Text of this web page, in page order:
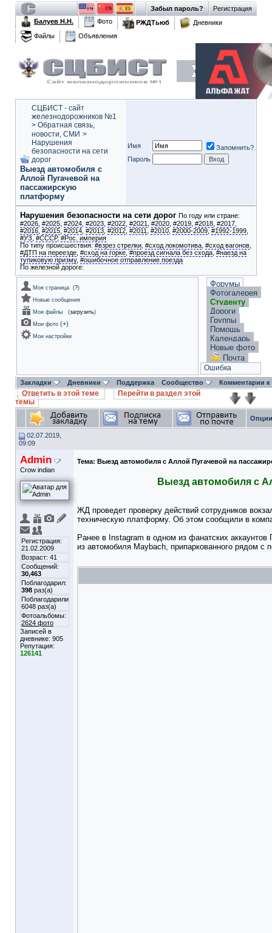
Регистрация
Забыл пароль?
Балуев Н.Н.
Фото РЖДТьюб
Дневники
Файлы
Объявления
СЦБИСТ - сайт
железнодорожников №1
> Обратная связь,
новости, СМИ >
Нарушения
безопасности на сети
дорог
Выезд автомобиля с
Аллой Пугачевой на
пассажирскую
платформу
Имя
Запомнить?
Пароль
Нарушения безопасности на сети дорог По году или стране:
#2026 #2025 #2024 #2023 #2022 #2021 #2020 #2019 #2018 #2017
#2016 #2015 #2014 #2013 #2012 #2011 #2010 #2000-2009 #1992-1999
#УЗ #СССР, #Рос. империя
По типу происшествия: #взрез стрелки #сход локомотива #сход вагонов
#ДТП на переезде #сход на горке #проезд сигнала без схода #наезд на
тупиковую призму, #ошибочное отправление поезда
По железной дороге:
Моя страница (?)
Новые сообщения
Мои файлы
(загрузить)
Мои фото (+)
Мои настройки
Форумы
Фотогалерея
Студенту
Дороги
Группы
Помощь
Календарь
Новые фото
Почта
Ошибка
Закладки Дневники Поддержка Сообщество Комментарии
Ответить в этой теме
Перейти в раздел этой
темы
02.07.2019,
09:09
Admin
Crow indian
Регистрация:
21.02.2009
Возраст: 41
Сообщений:
30,463
Поблагодарил:
398 раз(а)
Поблагодарили
6048 раз(а)
Фотоальбомы:
2624 фото
Записей в
дневнике: 905
Репутация:
126141
Тема: Выезд автомобиля с Аллой Пугачевой на
Выезд автомобиля с
ЖД проведет проверку действий сотрудников
техническую платформу. Об этом сообщили в
Ранее в Instagram в одном из фанатских
из автомобиля Maybach, припаркованного рядом с